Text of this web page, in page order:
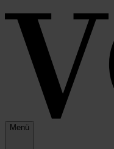
Menü